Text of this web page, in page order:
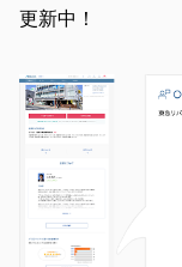
更新中！